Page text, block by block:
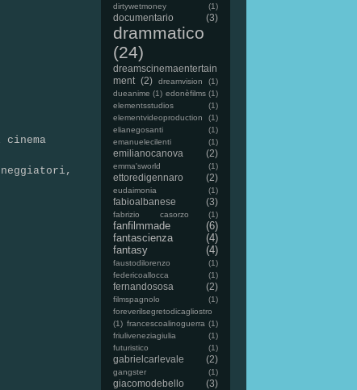
dirtywetmoney
(1)
documentario (3)
drammatico
(24)
dreamscinemaentertain
ment (2) dreamvision
(1)
dueanime (1) edonèfilms (1)
elementsstudios
(1)
elementvideoproduction
(1)
elianegosanti
(1)
emanuelecilenti
(1)
emilianocanova (2)
emma'sworld (1)
ettoredigennaro (2)
eudaimonia (1)
fabioalbanese (3)
fabrizio casorzo (1)
fanfilmmade
(6)
fantascienza
(4)
fantasy
(4)
faustodilorenzo
(1)
federicoallocca
(1)
fernandososa (2)
filmspagnolo
(1)
foreverilsegretodicagliostro
(1) francescoalinoguerra (1)
friuliveneziagiulia
(1)
futuristico
(1)
gabrielcarlevale (2)
gangster (1)
giacomodebello (3)